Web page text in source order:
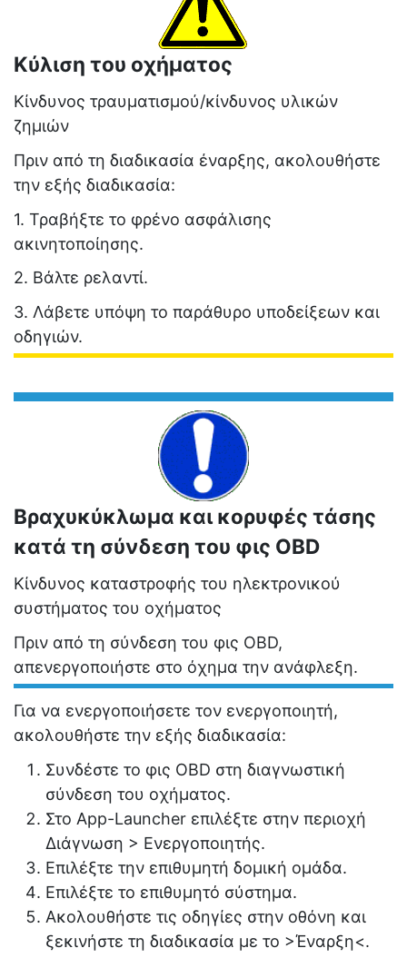
Κύλιση του οχήματος
Κίνδυνος τραυματισμού/κίνδυνος υλικών
ζημιών
Πριν από τη διαδικασία έναρξης, ακολουθήστε
την εξής διαδικασία:
1. Τραβήξτε το φρένο ασφάλισης
ακινητοποίησης.
2. Βάλτε ρελαντί.
3. Λάβετε υπόψη το παράθυρο υποδείξεων και
οδηγιών.
Βραχυκύκλωμα και κορυφές τάσης
κατά τη σύνδεση του φις OBD
Κίνδυνος καταστροφής του ηλεκτρονικού
συστήματος του οχήματος
Πριν από τη σύνδεση του φις OBD,
απενεργοποιήστε στο όχημα την ανάφλεξη.
Για να ενεργοποιήσετε τον ενεργοποιητή,
ακολουθήστε την εξής διαδικασία:
Συνδέστε το φις OBD στη διαγνωστική
σύνδεση του οχήματος.
Στο App-Launcher επιλέξτε στην περιοχή
Διάγνωση > Ενεργοποιητής.
Επιλέξτε την επιθυμητή δομική ομάδα.
Επιλέξτε το επιθυμητό σύστημα.
Ακολουθήστε τις οδηγίες στην οθόνη και
ξεκινήστε τη διαδικασία με το >Έναρξη<.